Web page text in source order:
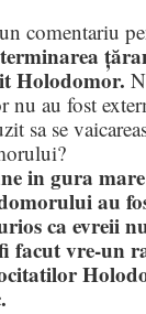
comentariu
Holodomor.
nu au fost
sa se
in gura
au
ca evreii
facut vre-un